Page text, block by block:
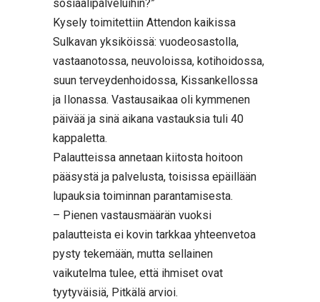
sosiaalipalveluihin?”
Kysely toimitettiin Attendon kaikissa
Sulkavan yksiköissä: vuodeosastolla,
vastaanotossa, neuvoloissa, kotihoidossa,
suun terveydenhoidossa, Kissankellossa
ja Ilonassa. Vastausaikaa oli kymmenen
päivää ja sinä aikana vastauksia tuli 40
kappaletta.
Palautteissa annetaan kiitosta hoitoon
pääsystä ja palvelusta, toisissa epäillään
lupauksia toiminnan parantamisesta.
– Pienen vastausmäärän vuoksi
palautteista ei kovin tarkkaa yhteenvetoa
pysty tekemään, mutta sellainen
vaikutelma tulee, että ihmiset ovat
tyytyväisiä, Pitkälä arvioi.